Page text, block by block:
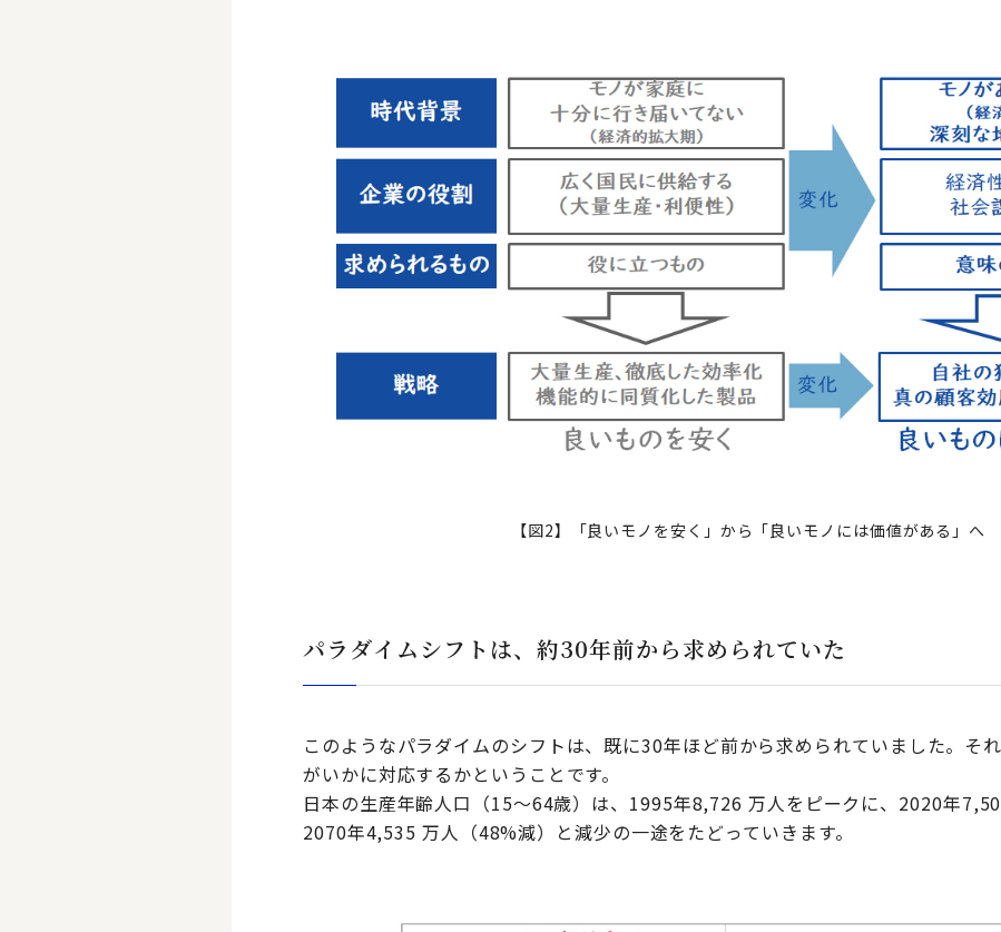
【図2】「良いモノを安く」から「良いモノには価値がある」へ
パラダイムシフトは、約30年前から求められていた
このようなパラダイムのシフトは、既に30年ほど前から求められていました。そ
がいかに対応するかということです。
日本の生産年齢人口（15～64歳）は、1995年8,726 万人をピークに、2020年
2070年4,535 万人（48%減）と減少の一途をたどっていきます。